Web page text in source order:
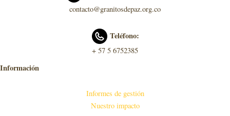
contacto@granitosdepaz.org.co
Teléfono:
+ 57 5 6752385
Información
Informes de gestión
Nuestro impacto